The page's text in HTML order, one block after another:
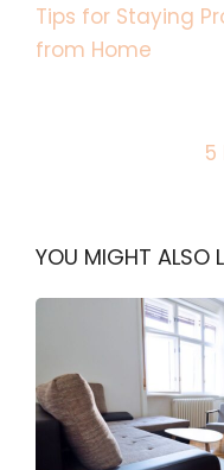
Tips for Staying
from Home
5
YOU MIGHT ALSO